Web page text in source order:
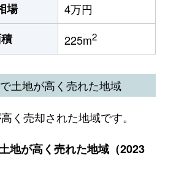
場
4万円
225m2
土地が高く売れた地域
く売却された地域です。
地が高く売れた地域（2023